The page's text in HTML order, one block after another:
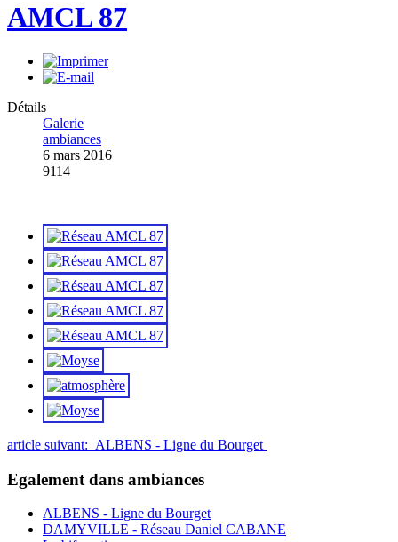
AMCL 87
Détails
Galerie
ambiances
6 mars 2016
9114
article suivant: ALBENS - Ligne du Bourget
Egalement dans ambiances
ALBENS - Ligne du Bourget
DAMYVILLE - Réseau Daniel CABANE